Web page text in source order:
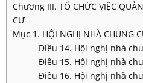
Chương III. TỔ CHỨC VIỆC
CƯ
Mục 1. HỘI NGHỊ NHÀ CHUNG
Điều 14. Hội nghị nhà
Điều 15. Hội nghị nhà
Điều 16. Hội nghị nhà